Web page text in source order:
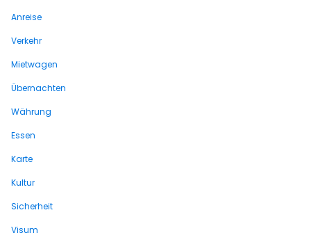
Anreise
Verkehr
Mietwagen
Übernachten
Währung
Essen
Karte
Kultur
Sicherheit
Visum